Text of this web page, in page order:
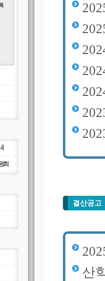
회
결산공고
산